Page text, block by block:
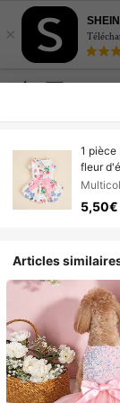
×
1 pièce
fleur
petits/
de
5,50€
Articles